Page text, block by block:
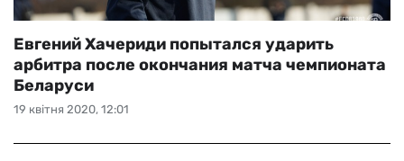
19 квітня 2020, 12:01
Евгений Хачериди попытался ударить
арбитра после окончания матча чемпионата
Беларуси